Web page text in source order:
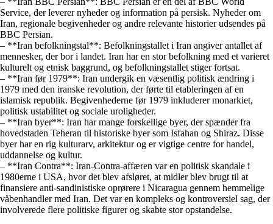
Service, der leverer nyheder og information på persisk. Nyheder om
Iran, regionale begivenheder og andre relevante historier udsendes på
BBC Persian.
– **Iran befolkningstal**: Befolkningstallet i Iran angiver antallet af
mennesker, der bor i landet. Iran har en stor befolkning med et varieret
kulturelt og etnisk baggrund, og befolkningstallet stiger fortsat.
– **Iran før 1979**: Iran undergik en væsentlig politisk ændring i
1979 med den iranske revolution, der førte til etableringen af en
islamisk republik. Begivenhederne før 1979 inkluderer monarkiet,
politisk ustabilitet og sociale uroligheder.
– **Iran byer**: Iran har mange forskellige byer, der spænder fra
hovedstaden Teheran til historiske byer som Isfahan og Shiraz. Disse
byer har en rig kulturarv, arkitektur og er vigtige centre for handel,
uddannelse og kultur.
– **Iran Contra**: Iran-Contra-affæren var en politisk skandale i
1980erne i USA, hvor det blev afsløret, at midler blev brugt til at
finansiere anti-sandinistiske oprørere i Nicaragua gennem hemmelige
våbenhandler med Iran. Det var en kompleks og kontroversiel sag, der
involverede flere politiske figurer og skabte stor opstandelse.